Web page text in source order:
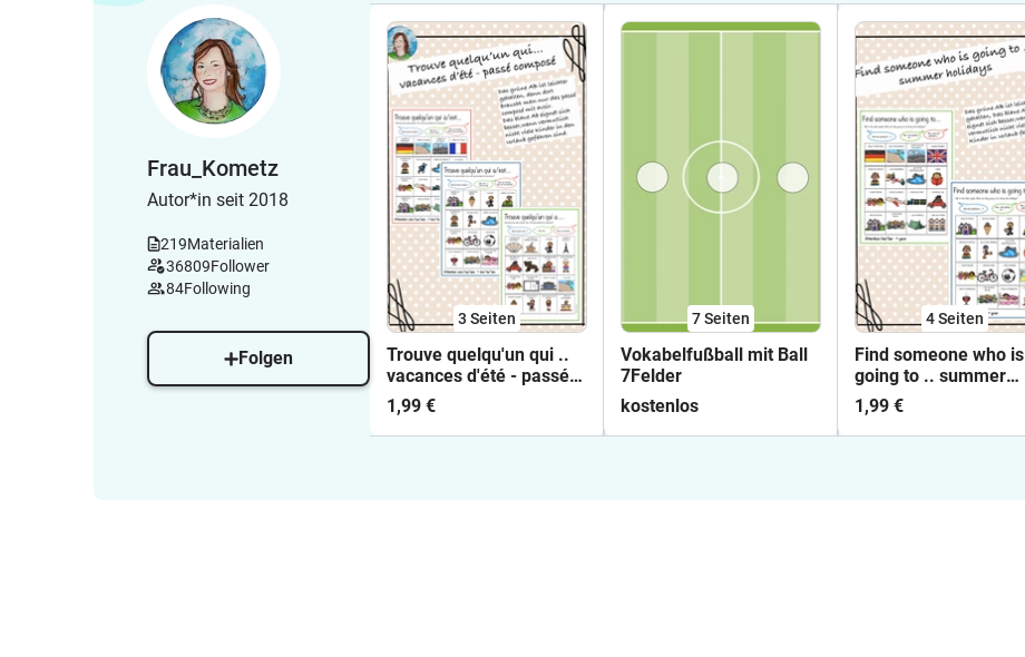
Frau_Kometz
Autor*in seit 2018
219Materialien
36809Follower
84Following
Folgen
3 Seiten
Trouve quelqu'un qui ..
vacances d'été - passé
composé
1,99 €
7Seiten
Vokabelfußball mit Ball
7Felder
kostenlos
4Seiten
Find someone who is
going to .. summer
holidays
1,99 €